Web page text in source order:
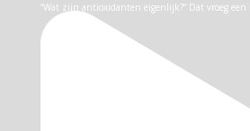
“Wat zijn antioxidanten eigenlijk?” Dat vroeg een